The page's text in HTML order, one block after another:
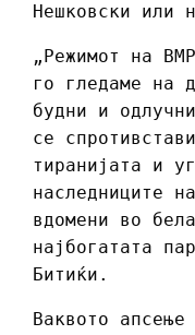
Нешковски или
„Режимот на
го гледаме на
будни и
се
тиранијата и
наследниците
вдомени во
најбогатата
Битиќи.
Ваквото